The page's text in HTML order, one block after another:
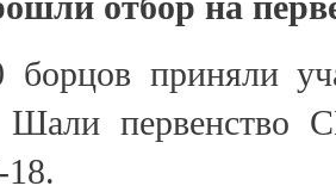
борцов приняли
Шали